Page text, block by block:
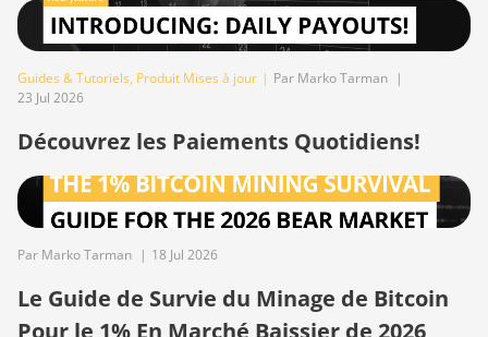
BITMAIN AntMiner Z15 Pro
BITMAIN AntMiner Z15e
BITMAIN Antminer S19 Hyd.
(152Th)
BITMAIN Antminer S19 Hydro
Hyd (255Th)
Guides & Tutoriels, Produit Mises à jour | Par Marko Tarman |
23 Jul 2026
Découvrez les Paiements Quotidiens!
Par Marko Tarman | 18 Jul 2026
Le Guide de Survie du Minage de Bitcoin
Pour le 1% En Marché Baissier de 2026